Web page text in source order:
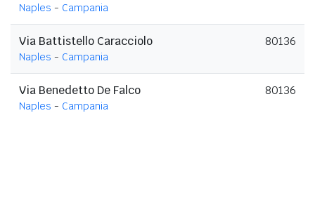
Naples - Campania
Via Battistello Caracciolo
Naples - Campania
80136
Via Benedetto De Falco
Naples - Campania
80136